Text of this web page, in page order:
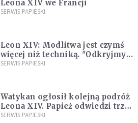
Leona XIV we Francji
SERWIS PAPIESKI
Leon XIV: Modlitwa jest czymś
więcej niż techniką. "Odkryjmy
ją na nowo"
SERWIS PAPIESKI
Watykan ogłosił kolejną podróż
Leona XIV. Papież odwiedzi trzy
kraje Ameryki Południowej
SERWIS PAPIESKI